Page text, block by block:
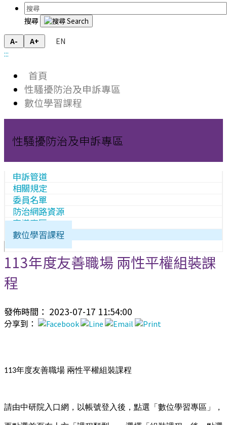
搜尋
A- A+
EN
:::
首頁
性騷擾防治及申訴專區
數位學習課程
性騷擾防治及申訴專區
申訴管道
相關規定
委員名單
防治網路資源
宣導專區
數位學習課程
113年度友善職場 兩性平權組裝課
程
發佈時間： 2023-07-17 11:54:00
分享到：
113年度友善職場 兩性平權組裝課程
請由中研院入口網，以帳號登入後，點選「數位學習專區」，